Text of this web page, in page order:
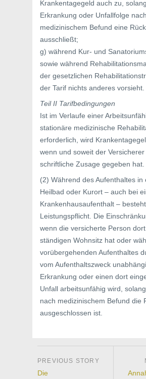
Krankentagegeld auch zu,
Erkrankung oder Unfallfolge nach
medizinischem Befund eine
ausschließt;
g) während Kur- und
sowie während
der gesetzlichen
der Tarif nichts anderes vorsieht.
Teil II Tarifbedingungen
Ist im Verlaufe einer
stationäre medizinische
erforderlich, wird
wenn und soweit der
schriftliche Zusage gegeben hat.
(2) Während des Aufenthaltes in
Heilbad oder Kurort – auch bei
Krankenhausaufenthalt –
Leistungspflicht. Die
wenn die versicherte Person
ständigen Wohnsitz hat oder
vorübergehenden Aufenthaltes
vom Aufenthaltszweck
Erkrankung oder einen dort
Unfall arbeitsunfähig wird,
nach medizinischem Befund die
ausgeschlossen ist.
Die